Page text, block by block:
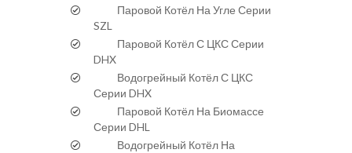
Паровой Котёл На Угле Серии
SZL
Паровой Котёл С ЦКС Серии
DHX
Водогрейный Котёл С ЦКС
Серии DHX
Паровой Котёл На Биомассе
Серии DHL
Водогрейный Котёл На